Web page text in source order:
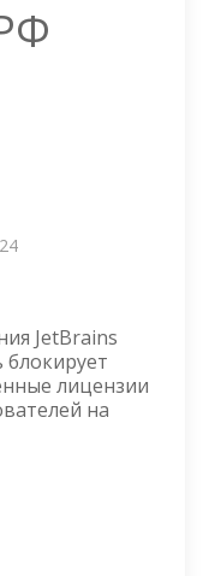
JetBrains
блокирует
лицензии
на